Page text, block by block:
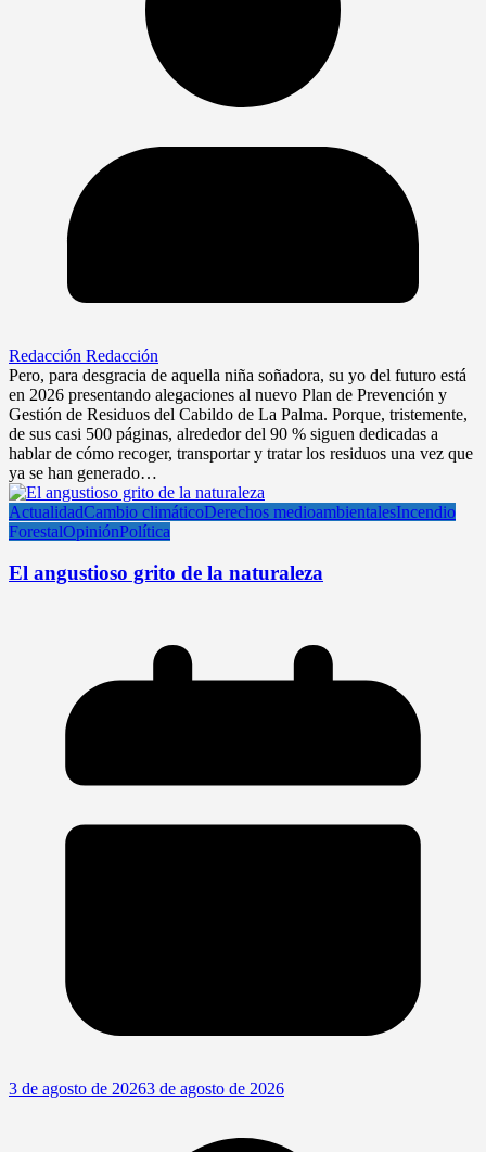
Redacción Redacción
Pero, para desgracia de aquella niña soñadora, su yo del futuro está
en 2026 presentando alegaciones al nuevo Plan de Prevención y
Gestión de Residuos del Cabildo de La Palma. Porque, tristemente,
de sus casi 500 páginas, alrededor del 90 % siguen dedicadas a
hablar de cómo recoger, transportar y tratar los residuos una vez que
ya se han generado…
ActualidadCambio climáticoDerechos medioambientalesIncendio
ForestalOpiniónPolítica
El angustioso grito de la naturaleza
3 de agosto de 20263 de agosto de 2026